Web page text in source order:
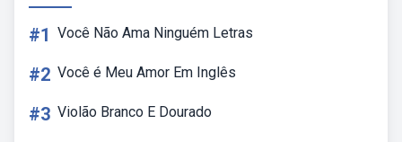
#1 Você Não Ama Ninguém Letras
#2 Você é Meu Amor Em Inglês
#3 Violão Branco E Dourado